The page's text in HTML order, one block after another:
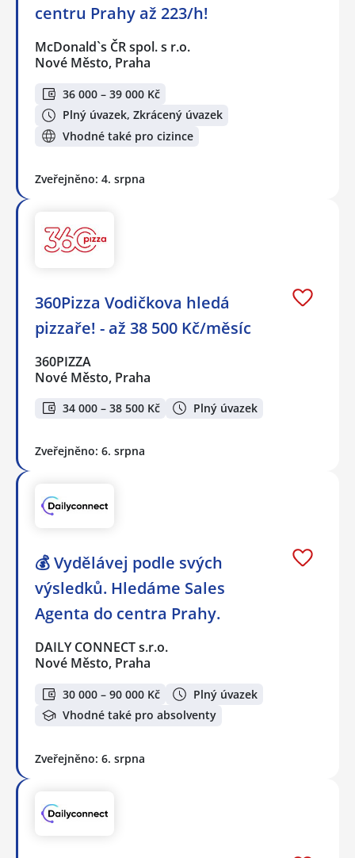
centru Prahy až 223/h!
McDonald`s ČR spol. s r.o.
Nové Město, Praha
36 000 – 39 000 Kč
Plný úvazek, Zkrácený úvazek
Vhodné také pro cizince
Zveřejněno: 4. srpna
360Pizza Vodičkova hledá
pizzaře! - až 38 500 Kč/měsíc
360PIZZA
Nové Město, Praha
34 000 – 38 500 Kč Plný úvazek
Zveřejněno: 6. srpna
💰 Vydělávej podle svých
výsledků. Hledáme Sales
Agenta do centra Prahy.
DAILY CONNECT s.r.o.
Nové Město, Praha
30 000 – 90 000 Kč
Plný úvazek
Vhodné také pro absolventy
Zveřejněno: 6. srpna